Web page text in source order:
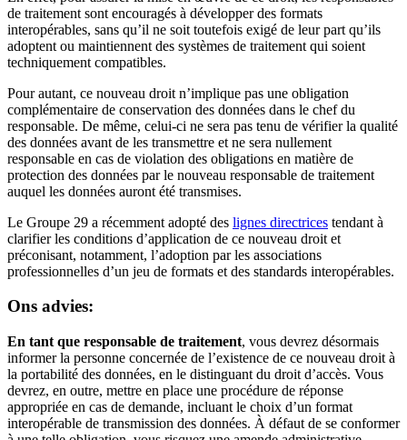
de traitement sont encouragés à développer des formats
interopérables, sans qu’il ne soit toutefois exigé de leur part qu’ils
adoptent ou maintiennent des systèmes de traitement qui soient
techniquement compatibles.
Pour autant, ce nouveau droit n’implique pas une obligation
complémentaire de conservation des données dans le chef du
responsable. De même, celui-ci ne sera pas tenu de vérifier la qualité
des données avant de les transmettre et ne sera nullement
responsable en cas de violation des obligations en matière de
protection des données par le nouveau responsable de traitement
auquel les données auront été transmises.
Le Groupe 29 a récemment adopté des lignes directrices tendant à
clarifier les conditions d’application de ce nouveau droit et
préconisant, notamment, l’adoption par les associations
professionnelles d’un jeu de formats et des standards interopérables.
Ons advies:
En tant que responsable de traitement, vous devrez désormais
informer la personne concernée de l’existence de ce nouveau droit à
la portabilité des données, en le distinguant du droit d’accès. Vous
devrez, en outre, mettre en place une procédure de réponse
appropriée en cas de demande, incluant le choix d’un format
interopérable de transmission des données. À défaut de se conformer